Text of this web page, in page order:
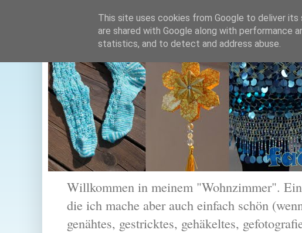
Willkommen in meinem "Wohnzimmer".
die ich mache aber auch einfach schön
genähtes, gestricktes, gehäkeltes,
This site uses cookies from Google to deliver
are shared with Google along with performance
statistics, and to detect and address abuse.